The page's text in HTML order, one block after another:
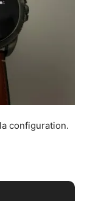
configuration.